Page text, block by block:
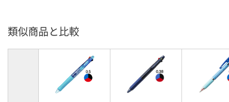
類似商品と比較